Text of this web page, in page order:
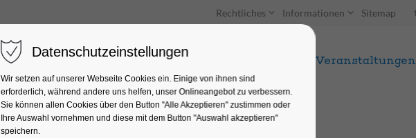
Rechtliches Informationen Sitemap
Unterkünfte Entdecken & Erleben Veranstaltungen
Datenschutzeinstellungen
Wir setzen auf unserer Webseite Cookies ein. Einige von ihnen sind
erforderlich, während andere uns helfen, unser Onlineangebot zu verbessern.
Sie können allen Cookies über den Button "Alle Akzeptieren" zustimmen oder
Ihre Auswahl vornehmen und diese mit dem Button "Auswahl akzeptieren"
speichern.